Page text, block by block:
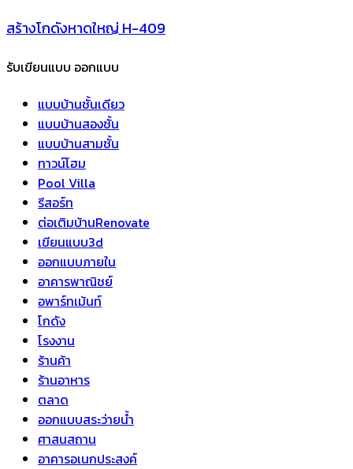
สร้างโกดังหาดใหญ่ H-409
รับเขียนแบบ ออกแบบ
แบบบ้านชั้นเดียว
แบบบ้านสองชั้น
แบบบ้านสามชั้น
ทาวน์โฮม
Pool Villa
รีสอร์ท
ต่อเติมบ้านRenovate
เขียนแบบ3d
ออกแบบภายใน
อาคารพาณิชย์
อพาร์ทเม้นท์
โกดัง
โรงงาน
ร้านค้า
ร้านอาหาร
ตลาด
ออกแบบสระว่ายน้ำ
ศาสนสถาน
อาคารอเนกประสงค์